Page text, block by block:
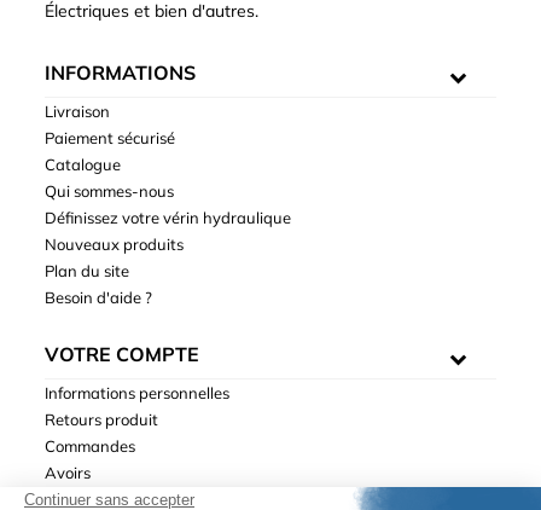
Électriques et bien d'autres.
INFORMATIONS
Livraison
Paiement sécurisé
Catalogue
Qui sommes-nous
Définissez votre vérin hydraulique
Nouveaux produits
Plan du site
Besoin d'aide ?
VOTRE COMPTE
Informations personnelles
Retours produit
Commandes
Avoirs
Adresses